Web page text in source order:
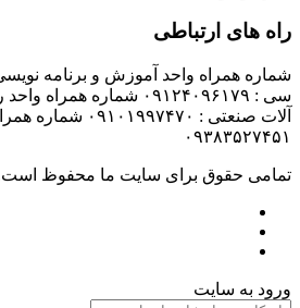
راه های ارتباطی
شماره همراه واحد آموزش و برنامه
سی : ۰۹۱۲۴۰۹۶۱۷۹ شماره
آلات صنعتی :
۰۹۳۸۳۵۲۷۴۵۱
تمامی حقوق برای سایت ما محفوظ
ورود به سایت